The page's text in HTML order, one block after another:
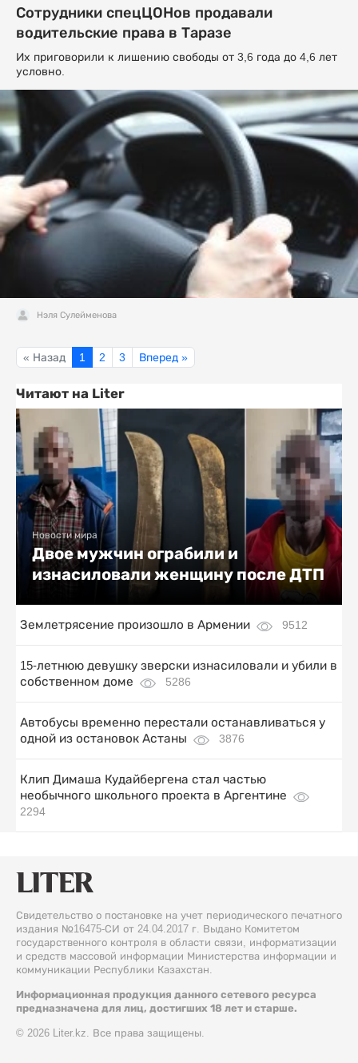
Сотрудники спецЦОНов продавали
водительские права в Таразе
Их приговорили к лишению свободы от 3,6 года до 4,6 лет
условно.
Нэля Сулейменова
« Назад 1 2 3 Вперед »
Читают на Liter
Новости мира
Двое мужчин ограбили и
изнасиловали женщину после ДТП
Землетрясение произошло в Армении 9512
15-летнюю девушку зверски изнасиловали и убили в
собственном доме
5286
Автобусы временно перестали останавливаться у
одной из остановок Астаны
3876
Клип Димаша Кудайбергена стал частью
необычного школьного проекта в Аргентине
2294
Свидетельство о постановке на учет периодического печатного
издания №16475-СИ от 24.04.2017 г. Выдано Комитетом
государственного контроля в области связи, информатизации
и средств массовой информации Министерства информации и
коммуникации Республики Казахстан.
Информационная продукция данного сетевого ресурса
предназначена для лиц, достигших 18 лет и старше.
© 2026 Liter.kz. Все права защищены.